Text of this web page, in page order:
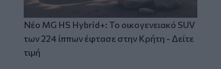
Νέο MG HS Hybrid+: Το οικογενειακό SUV
των 224 ίππων έφτασε στην Κρήτη - Δείτε
τιμή